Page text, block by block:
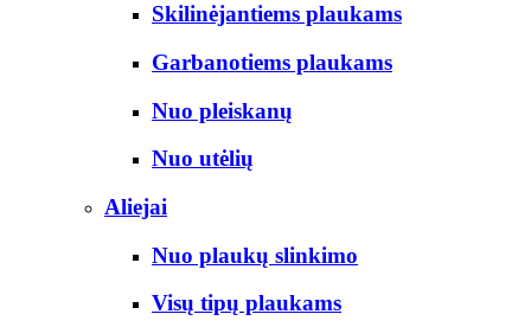
Skilinėjantiems plaukams
Garbanotiems plaukams
Nuo pleiskanų
Nuo utėlių
Aliejai
Nuo plaukų slinkimo
Visų tipų plaukams